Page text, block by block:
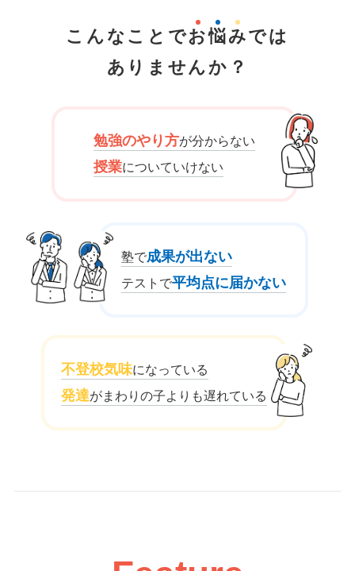
こんなことでお悩みでは
ありませんか？
勉強のやり方が分からない
授業についていけない
塾で成果が出ない
テストで平均点に届かない
不登校気味になっている
発達がまわりの子よりも遅れている